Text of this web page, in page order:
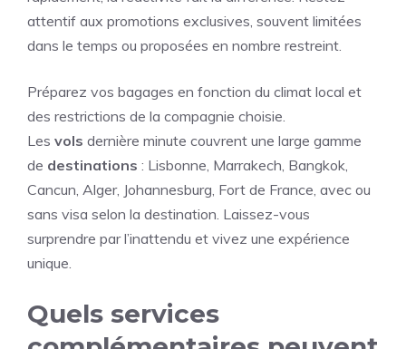
attentif aux promotions exclusives, souvent limitées
dans le temps ou proposées en nombre restreint.
Préparez vos bagages en fonction du climat local et
des restrictions de la compagnie choisie.
Les vols dernière minute couvrent une large gamme
de destinations : Lisbonne, Marrakech, Bangkok,
Cancun, Alger, Johannesburg, Fort de France, avec ou
sans visa selon la destination. Laissez-vous
surprendre par l’inattendu et vivez une expérience
unique.
Quels services